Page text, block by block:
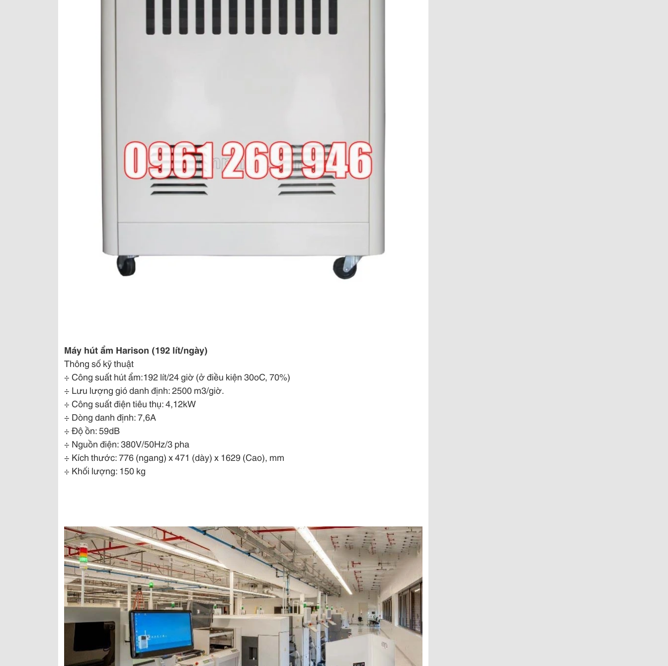
Máy hút ẩm Harison (192 lít/ngày)
Thông số kỹ thuật
÷ Công suất hút ẩm:192 lít/24 giờ (ở điều kiện 30oC, 70%)
÷ Lưu lượng gió danh định: 2500 m3/giờ.
÷ Công suất điện tiêu thụ: 4,12kW
÷ Dòng danh định: 7,6A
÷ Độ ồn: 59dB
÷ Nguồn điện: 380V/50Hz/3 pha
÷ Kích thước: 776 (ngang) x 471 (dày) x 1629 (Cao), mm
÷ Khối lượng: 150 kg